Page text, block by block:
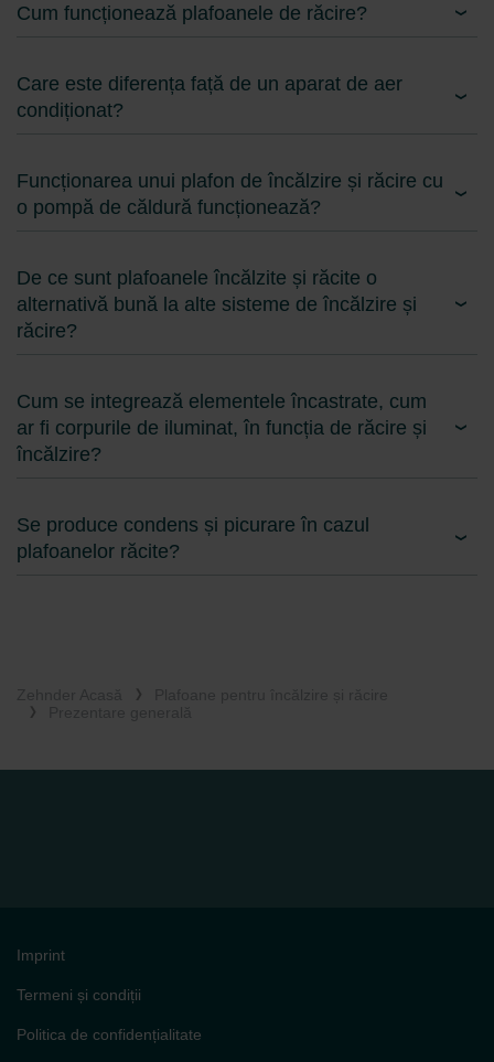
Cum funcționează plafoanele de răcire?
Care este diferența față de un aparat de aer
condiționat?
Funcționarea unui plafon de încălzire și răcire cu
o pompă de căldură funcționează?
De ce sunt plafoanele încălzite și răcite o
alternativă bună la alte sisteme de încălzire și
răcire?
Cum se integrează elementele încastrate, cum
ar fi corpurile de iluminat, în funcția de răcire și
încălzire?
Se produce condens și picurare în cazul
plafoanelor răcite?
Imprint
Termeni și condiții
Politica de confidențialitate